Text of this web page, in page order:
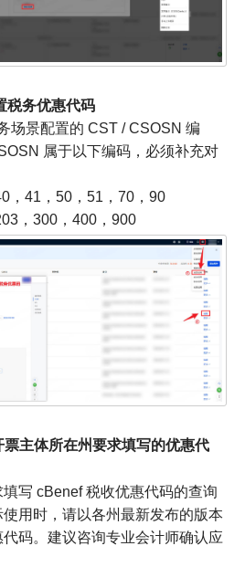
务优惠代码
场景配置的 CST / CSOSN 编
属于以下编码，必须补充对
，41，50，51，70，90
，300，400，900
主体所在州要求填写的优惠代
写 cBenef 税收优惠代码的查询
用时，请以各州最新发布的版本
码。建议咨询专业会计师确认应